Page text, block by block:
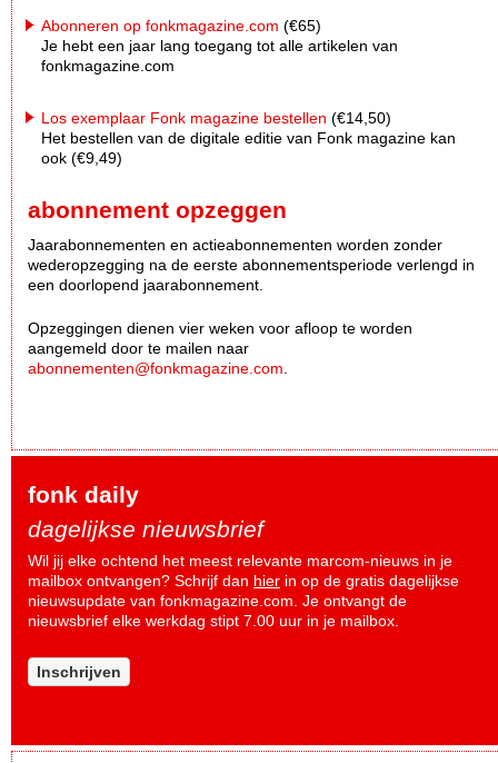
Abonneren op fonkmagazine.com (€65)
Je hebt een jaar lang toegang tot alle artikelen van
fonkmagazine.com
Los exemplaar Fonk magazine bestellen (€14,50)
Het bestellen van de digitale editie van Fonk magazine kan
ook (€9,49)
abonnement opzeggen
Jaarabonnementen en actieabonnementen worden zonder
wederopzegging na de eerste abonnementsperiode verlengd in
een doorlopend jaarabonnement.
Opzeggingen dienen vier weken voor afloop te worden
aangemeld door te mailen naar
abonnementen@fonkmagazine.com
fonk daily
dagelijkse nieuwsbrief
Wil jij elke ochtend het meest relevante marcom-nieuws in je
mailbox ontvangen? Schrijf dan hier in op de gratis dagelijkse
nieuwsupdate van fonkmagazine.com. Je ontvangt de
nieuwsbrief elke werkdag stipt 7.00 uur in je mailbox.
Inschrijven